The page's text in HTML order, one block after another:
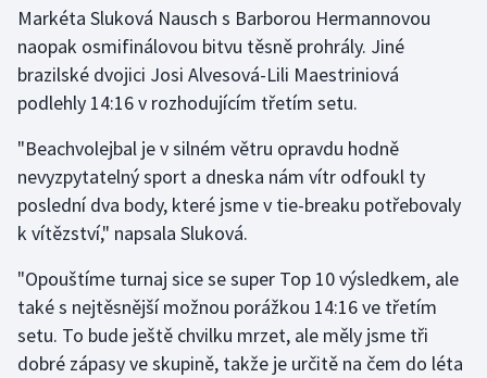
Motorsport
Olympijské hry
Parasport
Plavání
Plážový volejbal
Ragby
Rychlobruslení
Markéta Sluková Nausch s Barborou Hermannovou
naopak osmifinálovou bitvu těsně prohrály. Jiné
brazilské dvojici Josi Alvesová-Lili Maestriniová
podlehly 14:16 v rozhodujícím třetím setu.
"Beachvolejbal je v silném větru opravdu hodně
nevyzpytatelný sport a dneska nám vítr odfoukl ty
poslední dva body, které jsme v tie-breaku potřebovaly
k vítězství," napsala Sluková.
"Opouštíme turnaj sice se super Top 10 výsledkem, ale
také s nejtěsnější možnou porážkou 14:16 ve třetím
setu. To bude ještě chvilku mrzet, ale měly jsme tři
dobré zápasy ve skupině, takže je určitě na čem do léta